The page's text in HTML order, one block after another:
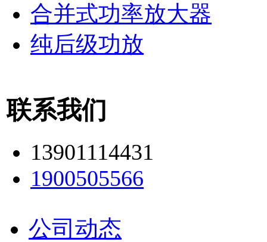
合并式功率放大器
纯后级功放
联系我们
13901114431
1900505566
公司动态